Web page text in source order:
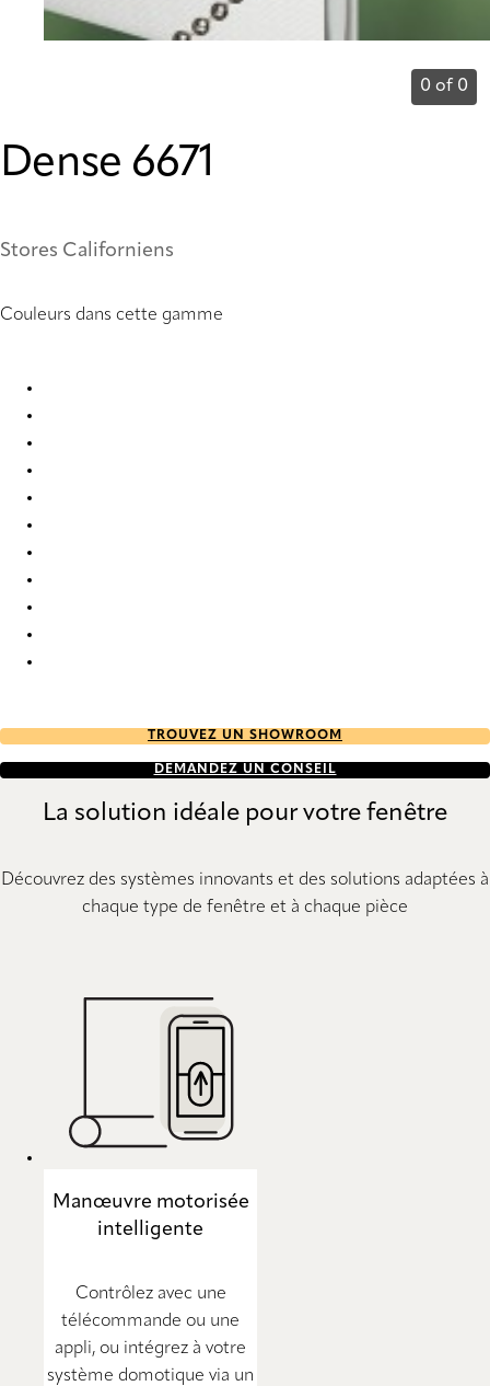
0 of 0
Dense 6671
Stores Californiens
Couleurs dans cette gamme
TROUVEZ UN SHOWROOM
DEMANDEZ UN CONSEIL
La solution idéale pour votre fenêtre
Découvrez des systèmes innovants et des solutions adaptées à
chaque type de fenêtre et à chaque pièce
Manœuvre motorisée
intelligente
Contrôlez avec une
télécommande ou une
appli, ou intégrez à votre
système domotique via un